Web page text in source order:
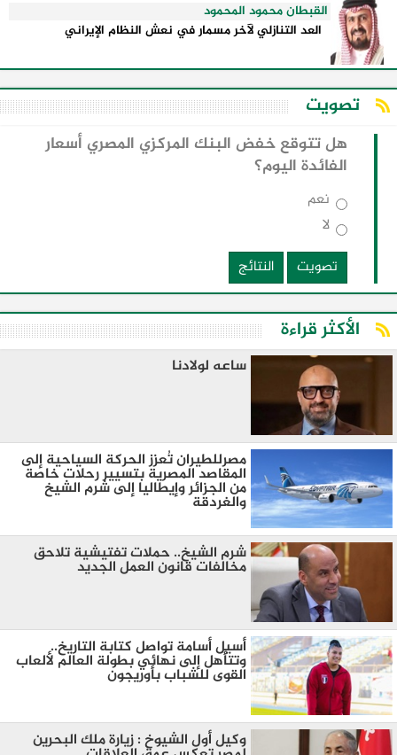
القبطان محمود المحمود
العد التنازلي لآخر مسمار في نعش النظام الإيراني
تصويت
هل تتوقع خفض البنك المركزي المصري أسعار
الفائدة اليوم؟
نعم
لا
تصويت
النتائج
الأكثر قراءة
ساعه لولادنا
مصرللطيران تُعزز الحركة السياحية إلى
المقاصد المصرية بتسيير رحلات خاصة
من الجزائر وإيطاليا إلى شرم الشيخ
والغردقة
شرم الشيخ.. حملات تفتيشية تلاحق
مخالفات قانون العمل الجديد
أسيل أسامة تواصل كتابة التاريخ..
وتتأهل إلى نهائي بطولة العالم لألعاب
القوى للشباب بأوريجون
وكيل أول الشيوخ : زيارة ملك البحرين